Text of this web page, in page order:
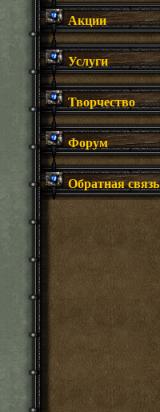
Акции
Услуги
Творчество
Форум
Обратная связь